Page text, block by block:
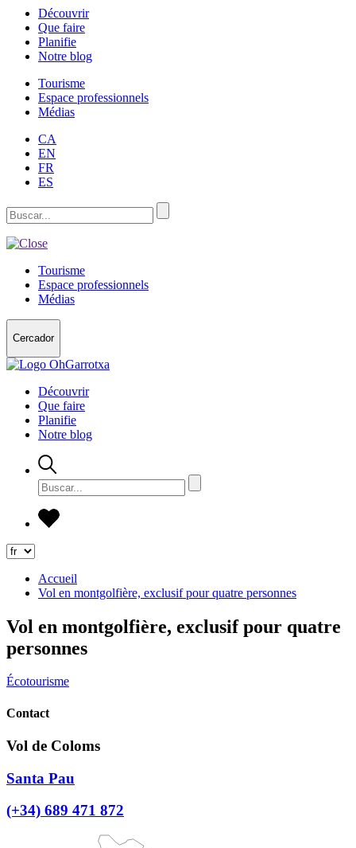
Découvrir
Que faire
Planifie
Notre blog
Tourisme
Espace professionnels
Médias
CA
EN
FR
ES
Tourisme
Espace professionnels
Médias
Cercador
Découvrir
Que faire
Planifie
Notre blog
Accueil
Vol en montgolfière, exclusif pour quatre personnes
Vol en montgolfière, exclusif pour quatre
personnes
Écotourisme
Contact
Vol de Coloms
Santa Pau
(+34) 689 471 872